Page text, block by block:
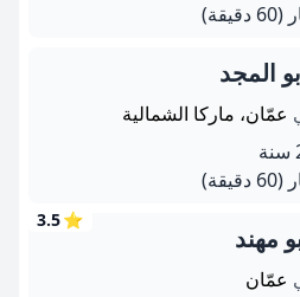
(60 دقيقة)
المجد
عمّان، ماركا الشمالية
(60 دقيقة)
⭐
3.5
مهند
عمّان